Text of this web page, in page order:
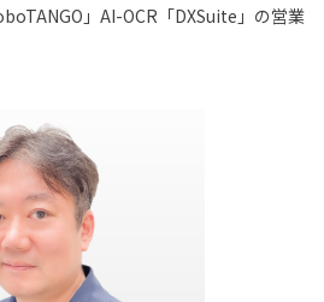
」AI-OCR「DXSuite」の営業